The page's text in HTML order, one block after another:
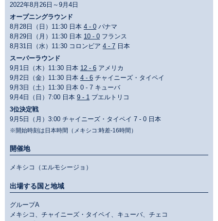
2022年8月26日～9月4日
オープニングラウンド
8月28日（日）11:30 日本 4 - 0 パナマ
8月29日（月）11:30 日本 10 - 0 フランス
8月31日（水）11:30 コロンビア 4 - 7 日本
スーパーラウンド
9月1日（木）11:30 日本 12 - 6 アメリカ
9月2日（金）11:30 日本 4 - 6 チャイニーズ・タイペイ
9月3日（土）11:30 日本 0 - 7 キューバ
9月4日（日）7:00 日本 9 - 1 プエルトリコ
3位決定戦
9月5日（月）3:00 チャイニーズ・タイペイ 7 - 0 日本
※開始時刻は日本時間（メキシコ:時差-16時間）
開催地
メキシコ（エルモシージョ）
出場する国と地域
グループA
メキシコ、チャイニーズ・タイペイ、キューバ、チェコ